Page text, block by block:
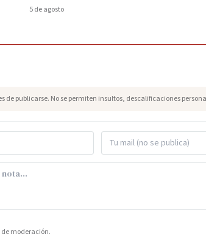
5 de agosto
de publicarse. No se permiten insultos, descalificaciones
moderación.